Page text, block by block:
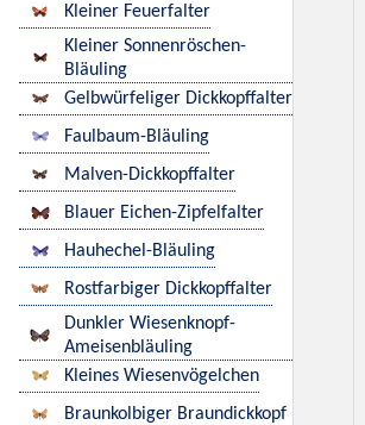
Kleiner Feuerfalter
Kleiner Sonnenröschen-
Bläuling
Gelbwürfeliger Dickkopffalter
Faulbaum-Bläuling
Malven-Dickkopffalter
Blauer Eichen-Zipfelfalter
Hauhechel-Bläuling
Rostfarbiger Dickkopffalter
Dunkler Wiesenknopf-
Ameisenbläuling
Kleines Wiesenvögelchen
Braunkolbiger Braundickkopf